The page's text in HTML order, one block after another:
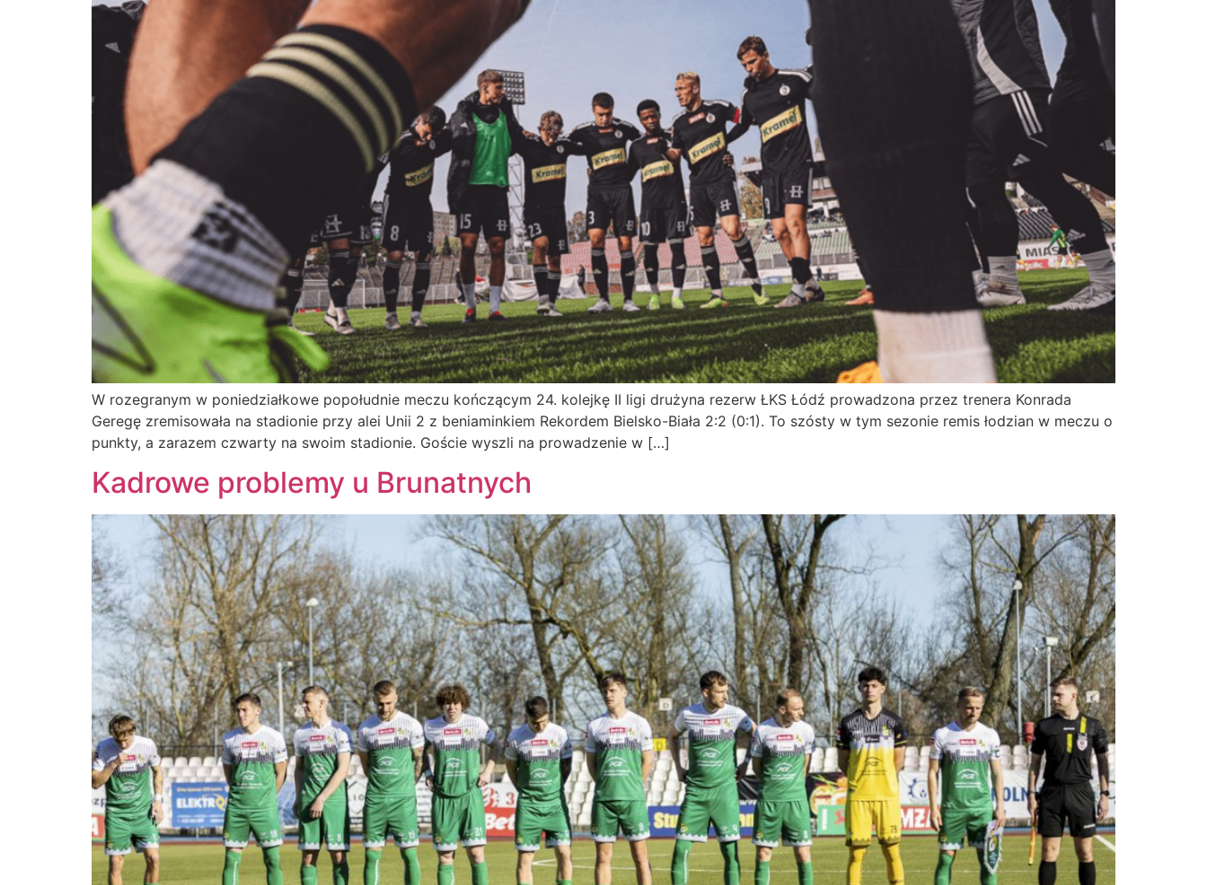
W rozegranym w poniedziałkowe popołudnie meczu kończącym 24. kolejkę II ligi drużyna rezerw ŁKS Łódź prowadzona przez trenera Konrada
Geregę zremisowała na stadionie przy alei Unii 2 z beniaminkiem Rekordem Bielsko-Biała 2:2 (0:1). To szósty w tym sezonie remis łodzian w meczu o
punkty, a zarazem czwarty na swoim stadionie. Goście wyszli na prowadzenie w […]
Kadrowe problemy u Brunatnych